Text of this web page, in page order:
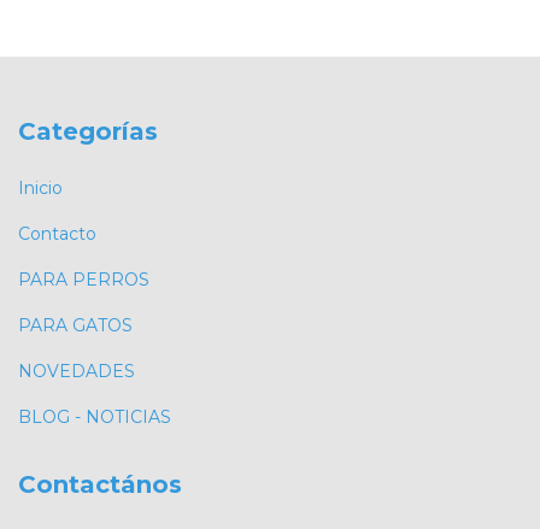
Categorías
Inicio
Contacto
PARA PERROS
PARA GATOS
NOVEDADES
BLOG - NOTICIAS
Contactános